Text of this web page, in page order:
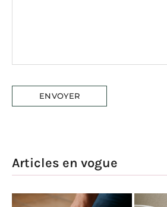
Articles en vogue